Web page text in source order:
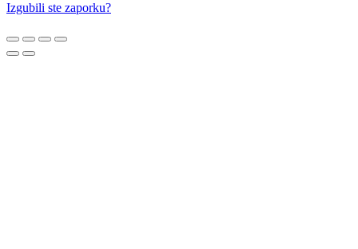
Izgubili ste zaporku?